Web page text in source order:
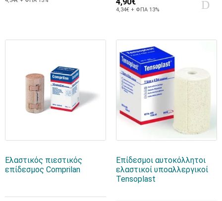
4,90€
4,34€ + ΦΠΑ 13%
Ελαστικός πιεστικός
επίδεσμος Comprilan
Επίδεσμοι αυτοκόλλητοι
ελαστικοί υποαλλεργικοί
Tensoplast